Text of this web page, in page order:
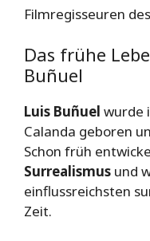
Filmregisseuren
Das frühe
Buñuel
Luis Buñuel wurde
Calanda geboren
Schon früh
Surrealismus und
einflussreichsten
Zeit.